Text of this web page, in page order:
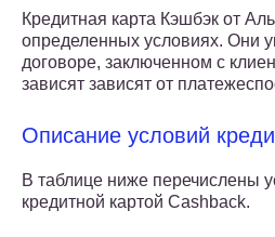
Кредитная карта Кэшбэк от
определенных условиях. Они
договоре, заключенном с
зависят зависят от
Описание условий
В таблице ниже перечислены
кредитной картой Cashback.